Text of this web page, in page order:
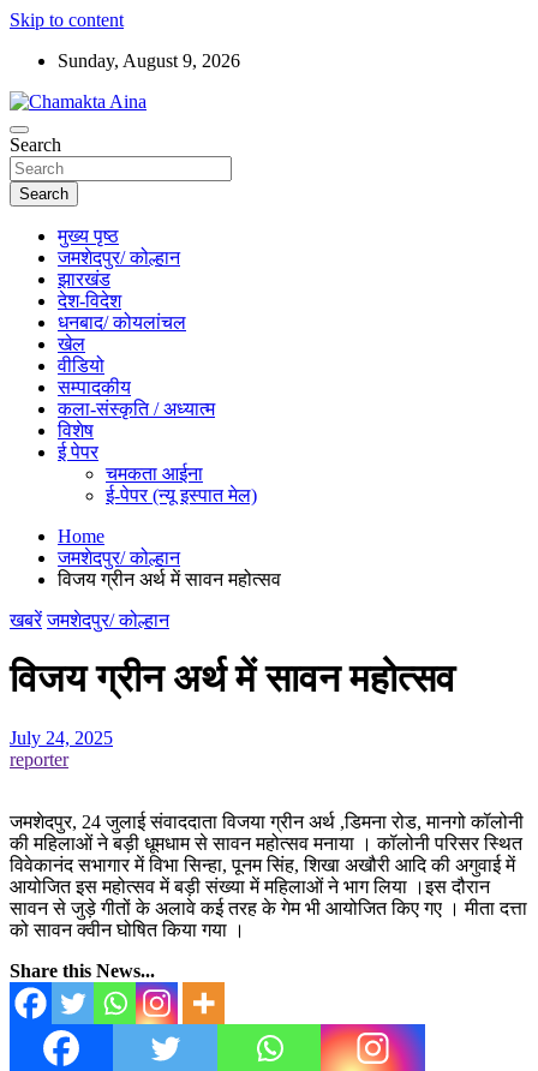
Skip to content
Sunday, August 9, 2026
Chamakta Aina
Hindi News Paper – Jharkhand
Search
Search
मुख्य पृष्ठ
जमशेदपुर/ कोल्हान
झारखंड
देश-विदेश
धनबाद/ कोयलांचल
खेल
वीडियो
सम्पादकीय
कला-संस्कृति / अध्यात्म
विशेष
ई पेपर
चमकता आईना
ई-पेपर (न्यू इस्पात मेल)
Home
जमशेदपुर/ कोल्हान
विजय ग्रीन अर्थ में सावन महोत्सव
खबरें जमशेदपुर/ कोल्हान
विजय ग्रीन अर्थ में सावन महोत्सव
July 24, 2025
reporter
जमशेदपुर, 24 जुलाई संवाददाता विजया ग्रीन अर्थ ,डिमना रोड, मानगो कॉलोनी
की महिलाओं ने बड़ी धूमधाम से सावन महोत्सव मनाया । कॉलोनी परिसर स्थित
विवेकानंद सभागार में विभा सिन्हा, पूनम सिंह, शिखा अखौरी आदि की अगुवाई में
आयोजित इस महोत्सव में बड़ी संख्या में महिलाओं ने भाग लिया ।इस दौरान
सावन से जुड़े गीतों के अलावे कई तरह के गेम भी आयोजित किए गए । मीता दत्ता
को सावन क्वीन घोषित किया गया ।
Share this News...